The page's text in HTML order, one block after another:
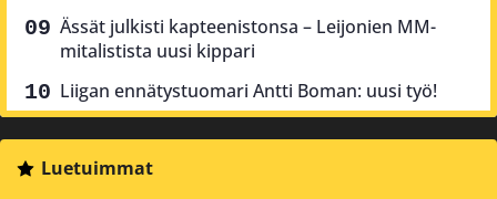
Ässät julkisti kapteenistonsa – Leijonien MM-
mitalistista uusi kippari
Liigan ennätystuomari Antti Boman: uusi työ!
Luetuimmat